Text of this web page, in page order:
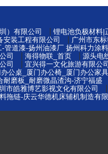
）有限公司 锂电池负极材料|
安装工程有限公司 广州市东
管道漆-扬州油漆厂 扬州科力涂
司 海得物联_首页 源头电
司 宜兴得一文化旅游有限公司
办公桌_厦门办公椅_厦门办公家
耐磨板_耐磨微晶渣沟-济宁福盛
市皓雅博艺影视文化有限公司
拖链-庆云华德机床辅机制造有